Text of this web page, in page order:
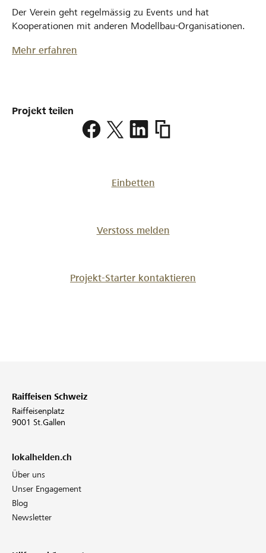
Der Verein geht regelmässig zu Events und hat
Kooperationen mit anderen Modellbau-Organisationen.
Mehr erfahren
Projekt teilen
https://
vereinszelt
Einbetten
Verstoss melden
Projekt-Starter kontaktieren
Raiffeisen Schweiz
Raiffeisenplatz
9001 St.Gallen
lokalhelden.ch
Über uns
Unser Engagement
Blog
Newsletter